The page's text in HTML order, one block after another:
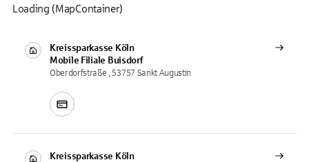
Kreissparkasse Köln
Mobile Filiale Buisdorf
Oberdorfstraße , 53757 Sankt Augustin
Kreissparkasse Köln
Loading (MapContainer)